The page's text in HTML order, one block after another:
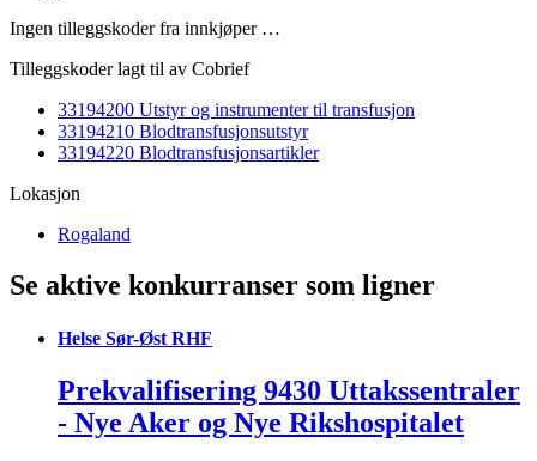
Ingen tilleggskoder fra innkjøper …
Tilleggskoder lagt til av Cobrief
33194200 Utstyr og instrumenter til transfusjon
33194210 Blodtransfusjonsutstyr
33194220 Blodtransfusjonsartikler
Lokasjon
Rogaland
Se aktive konkurranser som ligner
Helse Sør-Øst RHF
Prekvalifisering 9430 Uttakssentraler
- Nye Aker og Nye Rikshospitalet